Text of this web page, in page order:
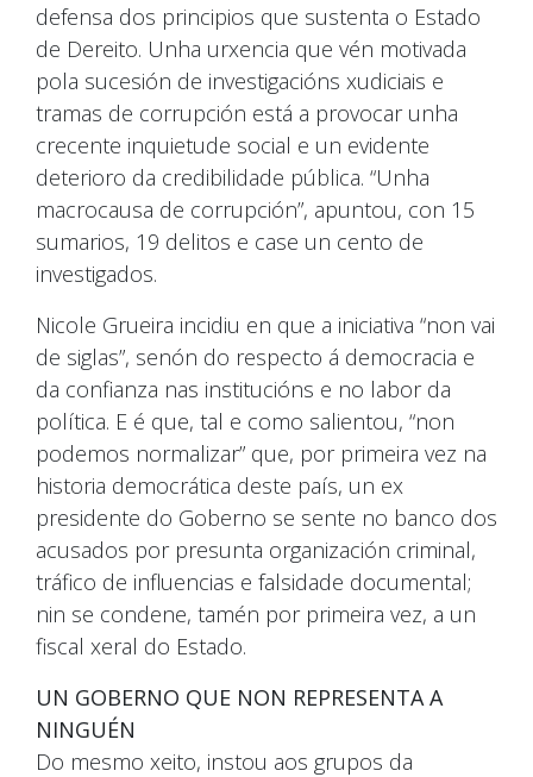
defensa dos principios que sustenta o Estado
de Dereito. Unha urxencia que vén motivada
pola sucesión de investigacións xudiciais e
tramas de corrupción está a provocar unha
crecente inquietude social e un evidente
deterioro da credibilidade pública. “Unha
macrocausa de corrupción”, apuntou, con 15
sumarios, 19 delitos e case un cento de
investigados.
Nicole Grueira incidiu en que a iniciativa “non vai
de siglas”, senón do respecto á democracia e
da confianza nas institucións e no labor da
política. E é que, tal e como salientou, “non
podemos normalizar” que, por primeira vez na
historia democrática deste país, un ex
presidente do Goberno se sente no banco dos
acusados por presunta organización criminal,
tráfico de influencias e falsidade documental;
nin se condene, tamén por primeira vez, a un
fiscal xeral do Estado.
UN GOBERNO QUE NON REPRESENTA A
NINGUÉN
Do mesmo xeito, instou aos grupos da